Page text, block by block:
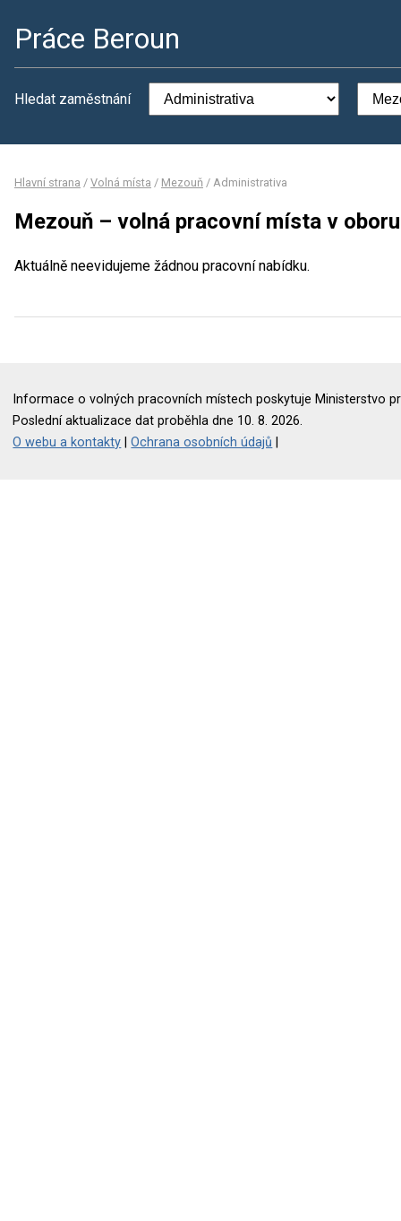
Práce Beroun
Hledat zaměstnání
Hlavní strana / Volná místa / Mezouň / Administrativa
Mezouň – volná pracovní místa v
Aktuálně neevidujeme žádnou pracovní nabídku.
Informace o volných pracovních místech poskytuje Ministerstvo
Poslední aktualizace dat proběhla dne 10. 8. 2026.
O webu a kontakty |Ochrana osobních údajů